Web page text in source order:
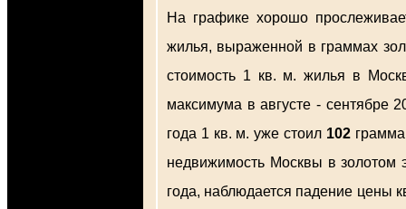
На графике хорошо
жилья, выраженной в граммах
стоимость 1 кв. м. жилья в
максимума в августе - сентябре
года 1 кв. м. уже стоил 102
недвижимость Москвы в золотом
года, наблюдается падение цены